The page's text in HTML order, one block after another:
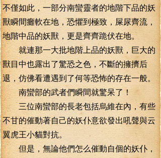
不僅如此，一部分南蠻靈者的地階下品的妖
獸瞬間癱軟在地，恐懼到極致，屎尿齊流，
地階中品的妖獸，更是齊齊跪伏在地。
就連那一大批地階上品的妖獸，巨大的
獸目中也露出了驚恐之色，不斷的擁擠后
退，仿佛看遭遇到了何等恐怖的存在一般。
南蠻部的武者們瞬間就驚呆了！
三位南蠻部的長老包括烏維在內，有些
不甘的催動著自己的妖仆意欲發出吼聲與云
翼虎王小貓對抗。
但是，無論他們怎么催動自個的妖仆，